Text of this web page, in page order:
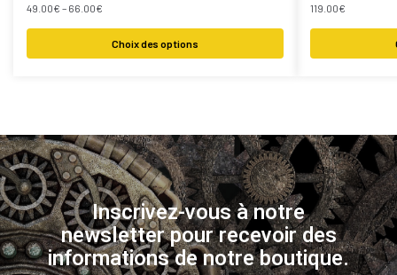
49.00€ – 66.00€
Choix des options
119.00€
Inscrivez-vous à notre
newsletter pour recevoir des
informations de notre boutique.